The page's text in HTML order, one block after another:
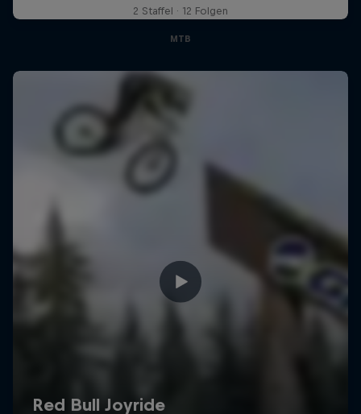
2 Staffel · 12 Folgen
MTB